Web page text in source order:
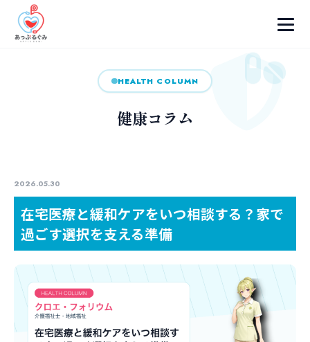
HEALTH COLUMN
健康コラム
2026.05.30
在宅医療と緩和ケアをいつ相談する？家で
過ごす選択を支える準備